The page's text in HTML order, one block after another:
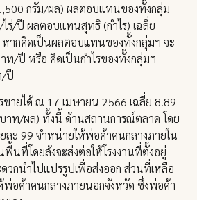
กรัม/ผล) ผลตอบแทนของทั้งกลุ่ม
ร่/ปี ผลตอบแทนสุทธิ (กำไร) เฉลี่ย
ากคิดเป็นผลตอบแทนของทั้งกลุ่มฯ จะ
ท/ปี หรือ คิดเป็นกำไรของทั้งกลุ่มฯ
/ปี
ายได้ ณ 17 เมษายน 2566 เฉลี่ย 8.89
าท/ผล) ทั้งนี้ ด้านสถานการณ์ตลาด โดย
ละ 99 จำหน่ายให้พ่อค้าคนกลางภายใน
พื้นที่โดยล้งจะส่งต่อให้โรงงานที่ตั้งอยู่
วกนำไปแปรรูปเพื่อส่งออก ส่วนที่เหลือ
พ่อค้าคนกลางภายนอกจังหวัด ซึ่งพ่อค้า